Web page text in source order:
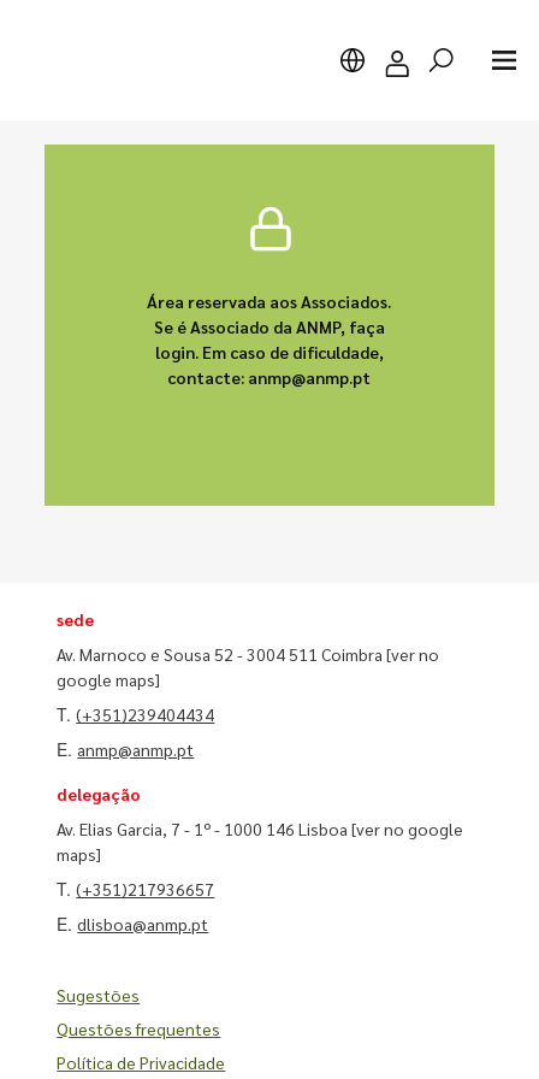
Área reservada aos Associados.
Se é Associado da ANMP, faça
login. Em caso de dificuldade,
contacte: anmp@anmp.pt
sede
Av. Marnoco e Sousa 52 - 3004 511 Coimbra[ver no
google maps]
T.(+351)239404434
E. anmp@anmp.pt
delegação
Av. Elias Garcia, 7 - 1º - 1000 146 Lisboa[ver no google
maps]
T.(+351)217936657
E.dlisboa@anmp.pt
Sugestões
Questões frequentes
Política de Privacidade